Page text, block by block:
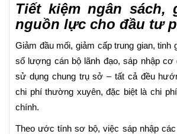
Tiết kiệm ngân sách,
nguồn lực cho đầu tư
Giảm đầu mối, giảm cấp trung gian, tinh
số lượng cán bộ lãnh đạo, sáp nhập cơ
sử dụng chung trụ sở – tất cả đều
chi phí thường xuyên, đặc biệt là chi
chính.
Theo ước tính sơ bộ, việc sáp nhập